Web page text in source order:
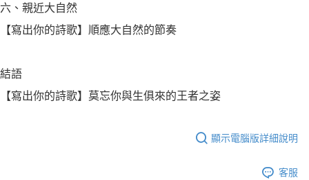
六、親近大自然
【寫出你的詩歌】順應大自然的節奏
結語
【寫出你的詩歌】莫忘你與生俱來的王者之姿
顯示電腦版詳細說明
客服